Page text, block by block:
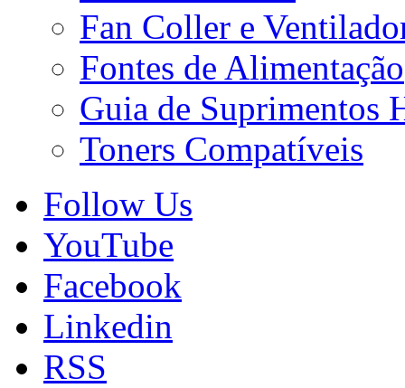
Fan Coller e
Fontes de Alimentação
Guia de Suprimentos
Toners Compatíveis
Follow Us
YouTube
Facebook
Linkedin
RSS